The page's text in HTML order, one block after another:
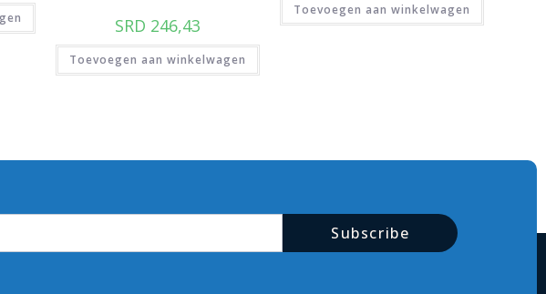
SRD 246,43
Toevoegen aan winkelwagen
Toevoegen aan winkelwagen
Subscribe